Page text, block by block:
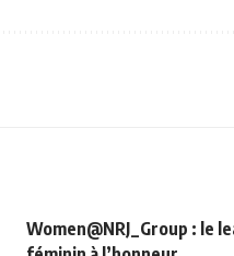
Women@NRJ_Group : le